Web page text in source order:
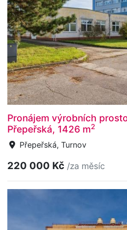
Pronájem výrobních
Přepeřská, 1426 m2
Přepeřská, Turnov
220 000 Kč /za měsíc